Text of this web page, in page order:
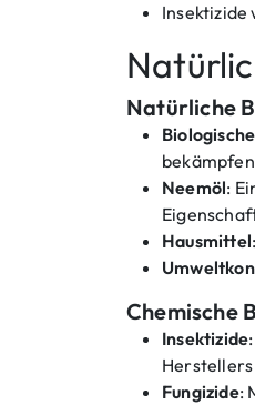
Insektizide
Natürliche
Neemöl:
Hausmittel
Chemische
Insektizide
Herstellers
Fungizide: